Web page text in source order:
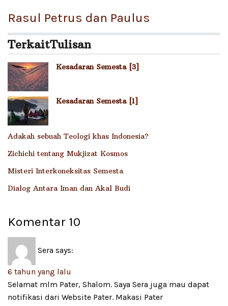
Rasul Petrus dan Paulus
TerkaitTulisan
Kesadaran Semesta [3]
Kesadaran Semesta [1]
Adakah sebuah Teologi khas Indonesia?
Zichichi tentang Mukjizat Kosmos
Misteri Interkoneksitas Semesta
Dialog Antara Iman dan Akal Budi
Komentar 10
Sera says:
6 tahun yang lalu
Selamat mlm Pater, Shalom. Saya Sera juga mau dapat
notifikasi dari Website Pater. Makasi Pater